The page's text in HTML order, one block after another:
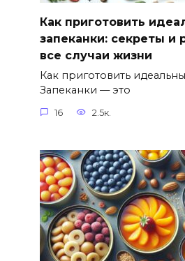
Как приготовить
запеканки: секреты и
все случаи жизни
Как приготовить
Запеканки — это
16 2.5к.